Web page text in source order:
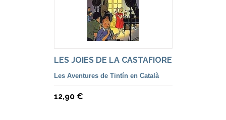
LES JOIES DE LA CASTAFIORE
Les Aventures de Tintín en Català
12,90 €